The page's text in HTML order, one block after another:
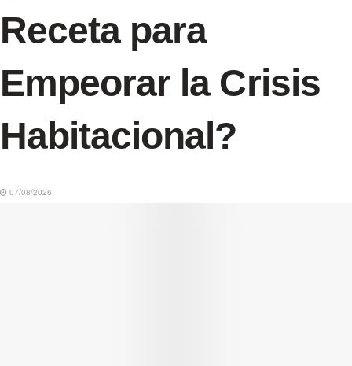
Receta para
Empeorar la Crisis
Habitacional?
07/08/2026